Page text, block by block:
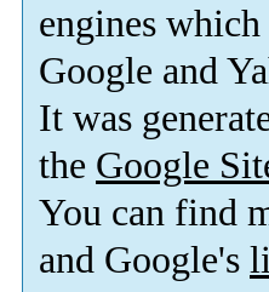
engines
Google and
It was
the Google
You can find
and Google's